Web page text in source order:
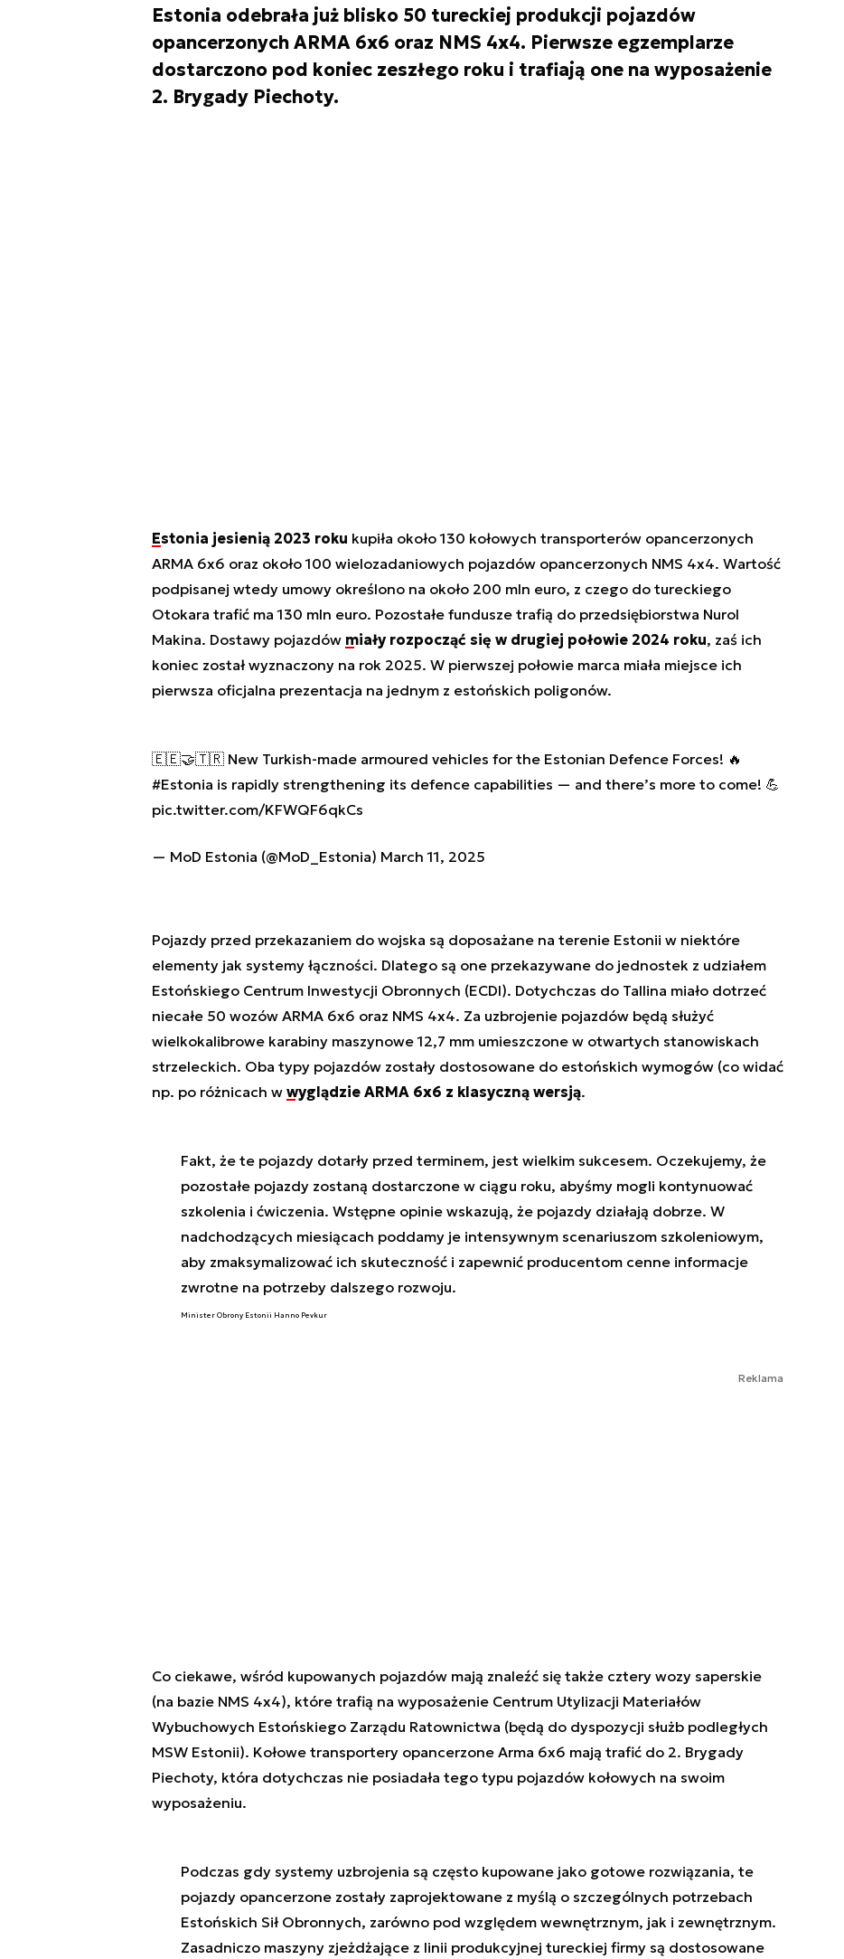
Estonia odebrała już blisko 50 tureckiej produkcji pojazdów
opancerzonych ARMA 6x6 oraz NMS 4x4. Pierwsze egzemplarze
dostarczono pod koniec zeszłego roku i trafiają one na wyposażenie
2. Brygady Piechoty.
Estonia jesienią 2023 roku kupiła około 130 kołowych transporterów opancerzonych
ARMA 6x6 oraz około 100 wielozadaniowych pojazdów opancerzonych NMS 4x4. Wartość
podpisanej wtedy umowy określono na około 200 mln euro, z czego do tureckiego
Otokara trafić ma 130 mln euro. Pozostałe fundusze trafią do przedsiębiorstwa Nurol
Makina. Dostawy pojazdów miały rozpocząć się w drugiej połowie 2024 roku, zaś ich
koniec został wyznaczony na rok 2025. W pierwszej połowie marca miała miejsce ich
pierwsza oficjalna prezentacja na jednym z estońskich poligonów.
🇪🇪🤝🇹🇷 New Turkish-made armoured vehicles for the Estonian Defence Forces! 🔥
#Estonia is rapidly strengthening its defence capabilities — and there’s more to come! 💪
pic.twitter.com/KFWQF6qkCs
— MoD Estonia (@MoD_Estonia) March 11, 2025
Pojazdy przed przekazaniem do wojska są doposażane na terenie Estonii w niektóre
elementy jak systemy łączności. Dlatego są one przekazywane do jednostek z udziałem
Estońskiego Centrum Inwestycji Obronnych (ECDI). Dotychczas do Tallina miało dotrzeć
niecałe 50 wozów ARMA 6x6 oraz NMS 4x4. Za uzbrojenie pojazdów będą służyć
wielkokalibrowe karabiny maszynowe 12,7 mm umieszczone w otwartych stanowiskach
strzeleckich. Oba typy pojazdów zostały dostosowane do estońskich wymogów (co widać
np. po różnicach w wyglądzie ARMA 6x6 z klasyczną wersją.
Fakt, że te pojazdy dotarły przed terminem, jest wielkim sukcesem. Oczekujemy, że
pozostałe pojazdy zostaną dostarczone w ciągu roku, abyśmy mogli kontynuować
szkolenia i ćwiczenia. Wstępne opinie wskazują, że pojazdy działają dobrze. W
nadchodzących miesiącach poddamy je intensywnym scenariuszom szkoleniowym,
aby zmaksymalizować ich skuteczność i zapewnić producentom cenne informacje
zwrotne na potrzeby dalszego rozwoju.
Minister Obrony Estonii Hanno Pevkur
Reklama
Co ciekawe, wśród kupowanych pojazdów mają znaleźć się także cztery wozy saperskie
(na bazie NMS 4x4), które trafią na wyposażenie Centrum Utylizacji Materiałów
Wybuchowych Estońskiego Zarządu Ratownictwa (będą do dyspozycji służb podległych
MSW Estonii). Kołowe transportery opancerzone Arma 6x6 mają trafić do 2. Brygady
Piechoty, która dotychczas nie posiadała tego typu pojazdów kołowych na swoim
wyposażeniu.
Podczas gdy systemy uzbrojenia są często kupowane jako gotowe rozwiązania, te
pojazdy opancerzone zostały zaprojektowane z myślą o szczególnych potrzebach
Estońskich Sił Obronnych, zarówno pod względem wewnętrznym, jak i zewnętrznym.
Zasadniczo maszyny zjeżdżające z linii produkcyjnej tureckiej firmy są dostosowane